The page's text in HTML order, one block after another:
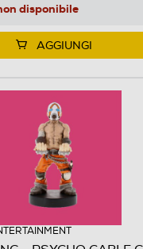
disponibile
AGGIUNGI